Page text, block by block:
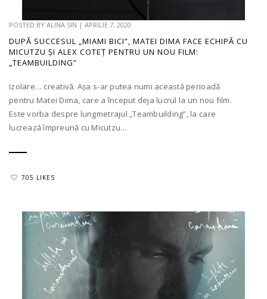
POSTED BY ALINA SIN | APRILIE 7, 2020
DUPĂ SUCCESUL „MIAMI BICI”, MATEI DIMA FACE ECHIPĂ CU
MICUTZU ȘI ALEX COTEȚ PENTRU UN NOU FILM:
„TEAMBUILDING”
Izolare… creativă. Așa s-ar putea numi această perioadă
pentru Matei Dima, care a început deja lucrul la un nou film.
Este vorba despre lungmetrajul „Teambuilding”, la care
lucrează împreună cu Micutzu...
705 LIKES